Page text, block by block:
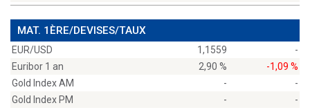
MAT. 1ÈRE/DEVISES/TAUX
EUR/USD 1,1559
-
Euribor 1 an
2,90 %
-1,09 %
Gold Index AM
-
-
Gold Index PM
-
-